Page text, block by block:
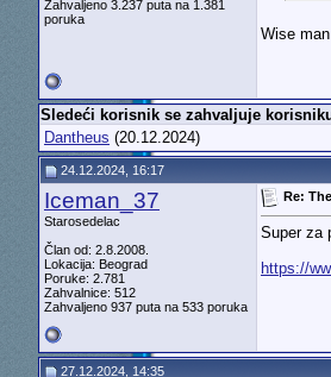
Zahvaljeno 3.237 puta na 1.381
poruka
Wise
Sledeći korisnik se zahvaljuje
Dantheus (20.12.2024)
24.12.2024, 16:17
Iceman_37
Starosedelac
Član od: 2.8.2008.
Lokacija: Beograd
Poruke: 2.781
Zahvalnice: 512
Zahvaljeno 937 puta na 533 poruka
Re:
Super za
https://
27.12.2024, 14:35